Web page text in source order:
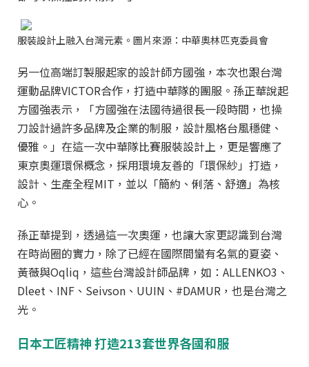
服裝設計上融入台灣元素。圖片來源：中華奧林匹克委員會
另一位高端訂製服起家的設計師方國強，本次也跟台灣
運動品牌VICTOR合作，打造中華隊的團服。孫正華說起
方國強表示，「方國強在法國待過很長一段時間，也操
刀設計過許多品牌及企業的制服，設計風格台風穩健、
優雅。」在這一次中華隊比賽服裝設計上，更是響應了
東京奧運環保概念，採用環境友善的「環保紗」打造，
設計、生產全程MIT，並以「簡約、俐落、舒適」為核
心。
孫正華提到，透過這一次奧運，也讓大家更認識到台灣
在時尚圈的實力，除了已經在國際間蠻有名氣的夏姿、
黃薇與Oqliq，這些台灣設計師品牌，如：ALLENKO3、
Dleet、INF、Seivson、UUIN、#DAMUR，也是台灣之
光。
日本工匠精神打造213套世界各國和服